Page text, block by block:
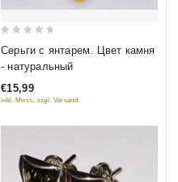
out
5
Серьги с янтарем. Цвет камня
- натуральный
€15,99
inkl. Mwst., zzgl. Versand